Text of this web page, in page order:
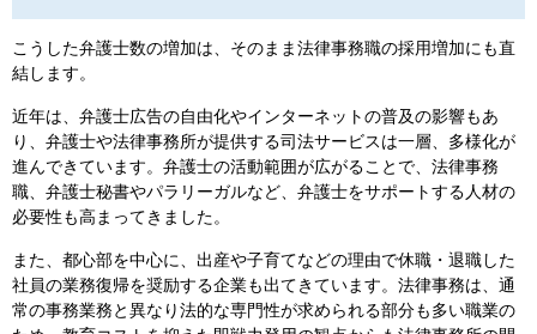
こうした弁護士数の増加は、そのまま法律事務職の採用増加にも直
結します。
近年は、弁護士広告の自由化やインターネットの普及の影響もあ
り、弁護士や法律事務所が提供する司法サービスは一層、多様化が
進んできています。弁護士の活動範囲が広がることで、法律事務
職、弁護士秘書やパラリーガルなど、弁護士をサポートする人材の
必要性も高まってきました。
また、都心部を中心に、出産や子育てなどの理由で休職・退職した
社員の業務復帰を奨励する企業も出てきています。法律事務は、通
常の事務業務と異なり法的な専門性が求められる部分も多い職業の